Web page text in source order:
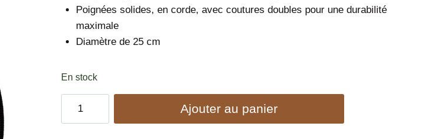
Poignées solides, en corde, avec coutures doubles pour une durabilité
maximale
Diamètre de 25 cm
En stock
Ajouter au panier